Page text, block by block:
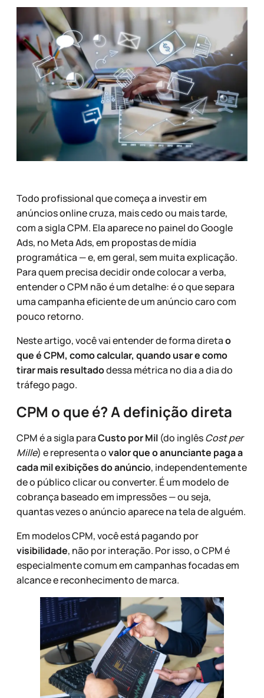
Todo profissional que começa a investir em
anúncios online cruza, mais cedo ou mais tarde,
com a sigla CPM. Ela aparece no painel do Google
Ads, no Meta Ads, em propostas de mídia
programática — e, em geral, sem muita explicação.
Para quem precisa decidir onde colocar a verba,
entender o CPM não é um detalhe: é o que separa
uma campanha eficiente de um anúncio caro com
pouco retorno.
Neste artigo, você vai entender de forma diretao
que é CPM, como calcular, quando usar e como
tirar mais resultadodessa métrica no dia a dia do
tráfego pago.
CPM o que é? A definição direta
CPM é a sigla paraCusto por Mil (do inglêsCost per
Mille) e representa ovalor que o anunciante paga a
cada mil exibições do anúncio, independentemente
de o público clicar ou converter. É um modelo de
cobrança baseado em impressões — ou seja,
quantas vezes o anúncio aparece na tela de alguém.
Em modelos CPM, você está pagando por
visibilidade, não por interação. Por isso, o CPM é
especialmente comum em campanhas focadas em
alcance e reconhecimento de marca.